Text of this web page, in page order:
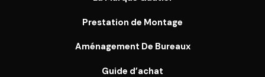
Prestation de Montage
Aménagement De Bureaux
Guide d’achat